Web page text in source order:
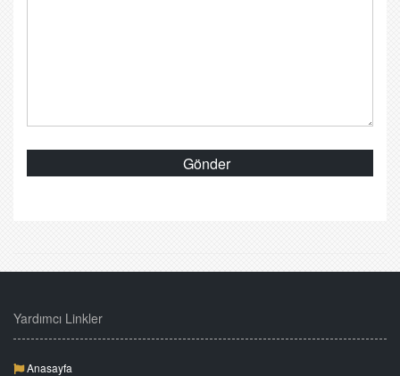
Yardımcı Linkler
Anasayfa